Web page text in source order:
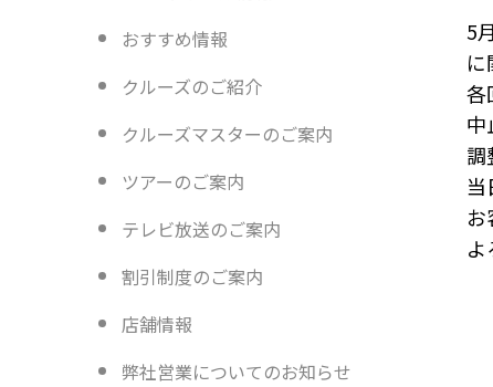
おすすめ情報
クルーズのご紹介
クルーズマスターのご案内
ツアーのご案内
テレビ放送のご案内
割引制度のご案内
店舗情報
弊社営業についてのお知らせ
5
各
中
調
当
よ